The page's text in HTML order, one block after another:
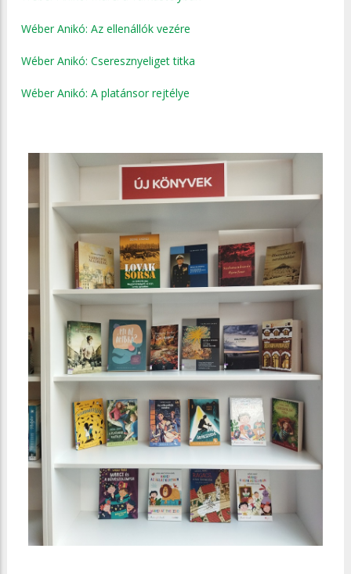
Wéber Anikó: Az ellenállók vezére
Wéber Anikó: Cseresznyeliget titka
Wéber Anikó: A platánsor rejtélye